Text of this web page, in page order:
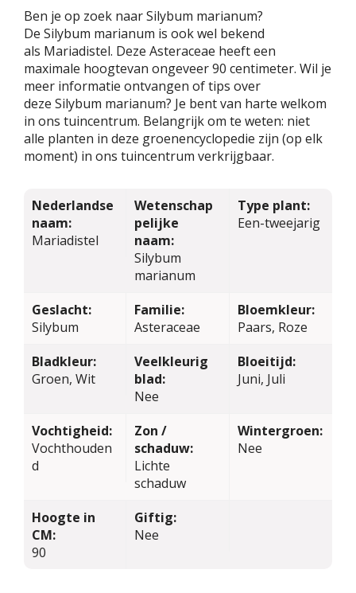
Ben je op zoek naar Silybum marianum?
De Silybum marianum is ook wel bekend
als Mariadistel. Deze Asteraceae heeft een
maximale hoogtevan ongeveer 90 centimeter. Wil je
meer informatie ontvangen of tips over
deze Silybum marianum? Je bent van harte welkom
in ons tuincentrum. Belangrijk om te weten: niet
alle planten in deze groenencyclopedie zijn (op elk
moment) in ons tuincentrum verkrijgbaar.
Nederlandse
naam:
Mariadistel
Wetenschap
pelijke
naam:
Silybum
marianum
Type plant:
Een-tweejarig
Geslacht:
Silybum
Familie:
Asteraceae
Bloemkleur:
Paars, Roze
Bladkleur:
Groen, Wit
Veelkleurig
blad:
Nee
Bloeitijd:
Juni, Juli
Vochtigheid:
Vochthouden
d
Zon /
schaduw:
Lichte
schaduw
Wintergroen:
Nee
Hoogte in
CM:
90
Giftig:
Nee